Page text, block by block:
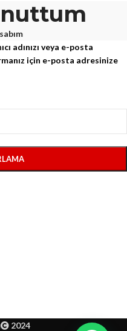
adınızı veya e-posta
için e-posta adresinize
2024